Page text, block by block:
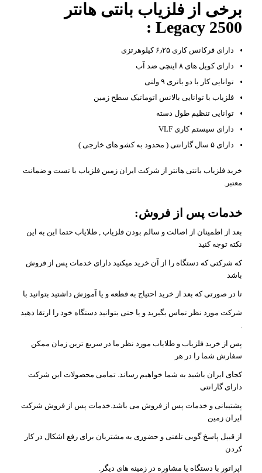
برخی از فلزیاب بانتی هانتر
Legacy 2500 :
دارای فرکانس کاری ۶٫۲۵ کیلوهرتزی
دارای کویل های ۸ اینچی ضد آب
توانایی کار با دو باتری ۹ ولتی
فلزیاب با توانایی بالانس اتوماتیک سطح زمین
توانایی تنظیم طول دسته
دارای سیستم کاری VLF
دارای ۵ سال گارانتی ( محدود به کشو های خارجی )
خرید فلزیاب بانتی هانتر از شرکت ایران زمین فلزیاب با تست و ضمانت
معتبر.
خدمات پس از فروش:
بعد از اطمینان از اصالت و سالم بودن فلزیاب , طلایاب حتما این به این
نکته توجه کنید
که شرکتی که دستگاه را از آن خرید میکنید دارای خدمات پس از فروش
باشد
تا در صورتی که بعد از خرید احتیاج به قطعه و یا آموزش داشتید بتوانید با
شرکت مورد نظر تماس بگیرید و یا حتی بتوانید دستگاه خود را ارتقا دهید
.
پس از خرید فلزیاب و طلایاب مورد نظر ما در سریع ترین زمان ممکن
سفارش شما را در هر
کجای ایران باشید به شما خواهیم رساند. تمامی محصولات این شرکت
دارای گارانتی
پشتیبانی و خدمات پس از فروش می باشد.خدمات پس از فروش شرکت
ایران زمین
از قبیل پاسخ گویی تلفنی و حضوری به مشتریان برای رفع اشکال در کار
کردن
اپراتور با دستگاه یا مشاوره در زمینه های دیگر.